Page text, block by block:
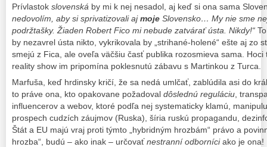
Prívlastok slovenská by mi k nej nesadol, aj keď si ona sama
nedovolím, aby si sprivatizovali ajmoje Slovensko… My nie sme
podržtašky. Žiaden Robert Fico mi nebude zatvárať ústa. Nikdy!“
by nezavrel ústa nikto, vykrikovala by „strihané-holené“ ešte aj zo
smejú z Fica, ale oveľa väčšiu časť publika rozosmieva sama.
reality show im pripomína poklesnutú zábavu s Martinkou z Turca.
Marfuša, keď hrdinsky kričí, že sa nedá umlčať, zablúdila asi do
to práve ona, kto opakovane požadoval dôslednú reguláciu ,
influencerov a webov, ktoré podľa nej systematicky klamú,
prospech cudzích záujmov (Ruska), šíria ruskú propagandu,
Štát a EU majú vraj proti týmto „hybridným hrozbám“ právo a
hrozba“, budú – ako inak – určovaťnestranní odborníciako je ona!